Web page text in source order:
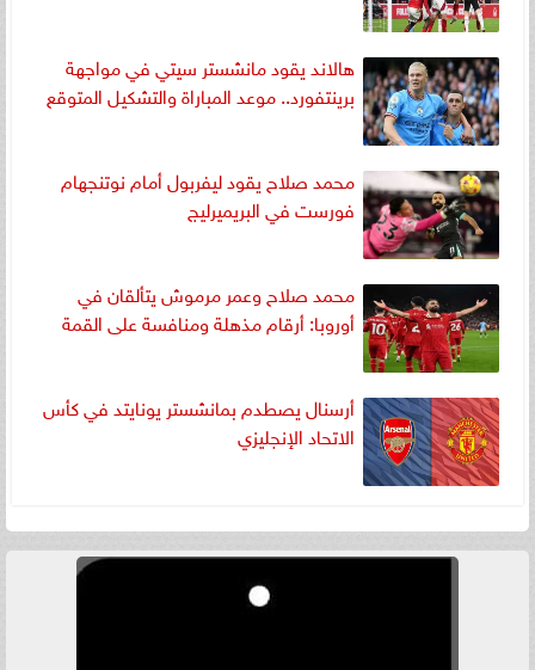
هالاند يقود مانشستر سيتي في مواجهة
برينتفورد.. موعد المباراة والتشكيل المتوقع
محمد صلاح يقود ليفربول أمام نوتنجهام
فورست في البريميرليج
محمد صلاح وعمر مرموش يتألقان في
أوروبا: أرقام مذهلة ومنافسة على القمة
أرسنال يصطدم بمانشستر يونايتد في كأس
الاتحاد الإنجليزي